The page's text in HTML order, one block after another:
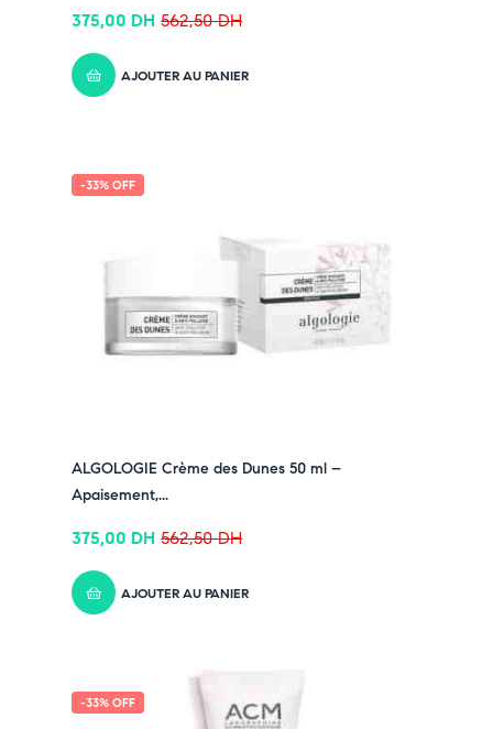
562,50DH
375,00 DH
AJOUTER AU PANIER
-33% OFF
ALGOLOGIE Crème des Dunes 50 ml –
Apaisement,...
562,50DH
375,00 DH
AJOUTER AU PANIER
-33% OFF